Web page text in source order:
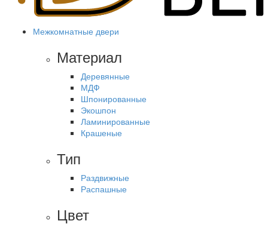
Межкомнатные двери
Материал
Деревянные
МДФ
Шпонированные
Экошпон
Ламинированные
Крашеные
Тип
Раздвижные
Распашные
Цвет